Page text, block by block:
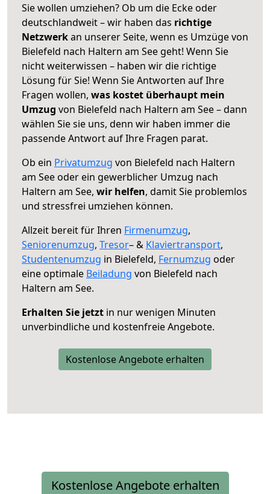
Sie wollen umziehen? Ob um die Ecke oder
deutschlandweit – wir haben das richtige
Netzwerkan unserer Seite, wenn es Umzüge von
Bielefeld nach Haltern am See geht! Wenn Sie
nicht weiterwissen – haben wir die richtige
Lösung für Sie! Wenn Sie Antworten auf Ihre
Fragen wollen, was kostet überhaupt mein
Umzug von Bielefeld nach Haltern am See – dann
wählen Sie sie uns, denn wir haben immer die
passende Antwort auf Ihre Fragen parat.
Ob ein Privatumzug von Bielefeld nach Haltern
am See oder ein gewerblicher Umzug nach
Haltern am See, wir helfen, damit Sie problemlos
und stressfrei umziehen können.
Allzeit bereit für Ihren Firmenumzug,
Seniorenumzug, Tresor– & Klaviertransport,
Studentenumzug in Bielefeld, Fernumzug oder
eine optimale Beiladung von Bielefeld nach
Haltern am See.
Erhalten Sie jetzt in nur wenigen Minuten
unverbindliche und kostenfreie Angebote.
Kostenlose Angebote erhalten
Kostenlose Angebote erhalten